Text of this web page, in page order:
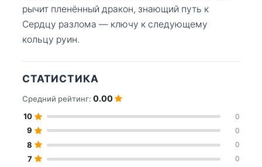
рычит пленённый дракон, знающий путь к
Сердцу разлома — ключу к следующему
кольцу руин.
СТАТИСТИКА
Средний рейтинг: 0.00
10 0
9 0
8 0
7 0